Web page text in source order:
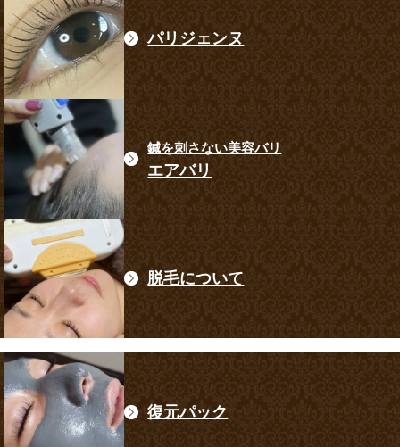
パリジェンヌ
鍼を刺さない美容バリ
エアバリ
脱毛について
復元パック